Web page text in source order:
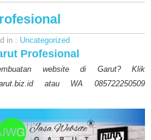
in : Uncategorized
Profesional
website di Garut? Klik
atau WA 085722250509